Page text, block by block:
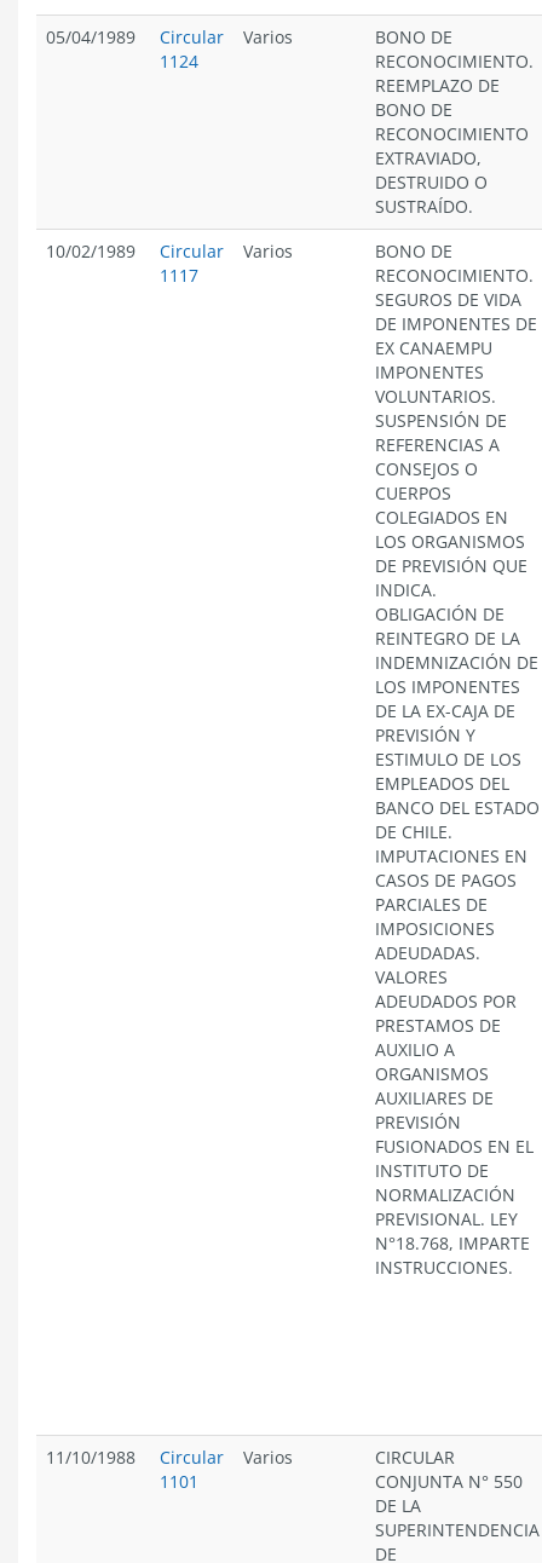
05/04/1989
Circular
1124
Varios
BONO DE
RECONOCIMIENTO.
REEMPLAZO DE
BONO DE
RECONOCIMIENTO
EXTRAVIADO,
DESTRUIDO O
SUSTRAÍDO.
10/02/1989
Circular
1117
Varios
BONO DE
RECONOCIMIENTO.
SEGUROS DE VIDA
DE IMPONENTES DE
EX CANAEMPU
IMPONENTES
VOLUNTARIOS.
SUSPENSIÓN DE
REFERENCIAS A
CONSEJOS O
CUERPOS
COLEGIADOS EN
LOS ORGANISMOS
DE PREVISIÓN QUE
INDICA.
OBLIGACIÓN DE
REINTEGRO DE LA
INDEMNIZACIÓN DE
LOS IMPONENTES
DE LA EX-CAJA DE
PREVISIÓN Y
ESTIMULO DE LOS
EMPLEADOS DEL
BANCO DEL ESTADO
DE CHILE.
IMPUTACIONES EN
CASOS DE PAGOS
PARCIALES DE
IMPOSICIONES
ADEUDADAS.
VALORES
ADEUDADOS POR
PRESTAMOS DE
AUXILIO A
ORGANISMOS
AUXILIARES DE
PREVISIÓN
FUSIONADOS EN EL
INSTITUTO DE
NORMALIZACIÓN
PREVISIONAL. LEY
N°18.768, IMPARTE
INSTRUCCIONES.
11/10/1988
Circular
1101
Varios
CIRCULAR
CONJUNTA N° 550
DE LA
SUPERINTENDENCIA
DE